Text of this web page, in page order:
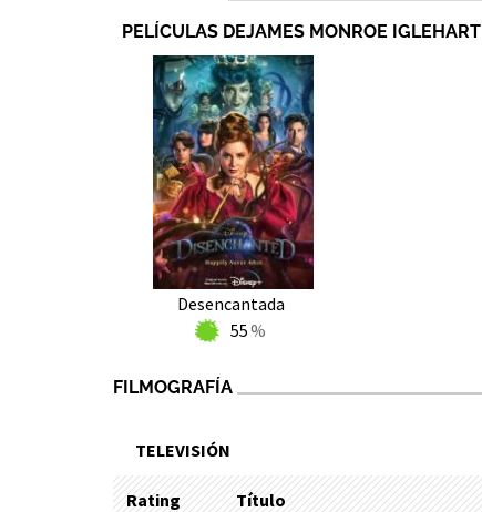
PELÍCULAS DEJAMES MONROE IGLEHART
Desencantada
55
FILMOGRAFÍA
TELEVISIÓN
Rating Título